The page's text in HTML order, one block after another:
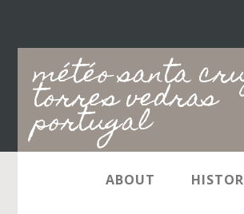
météo santa
torres vedras
portugal
Main
navigation
ABOUT